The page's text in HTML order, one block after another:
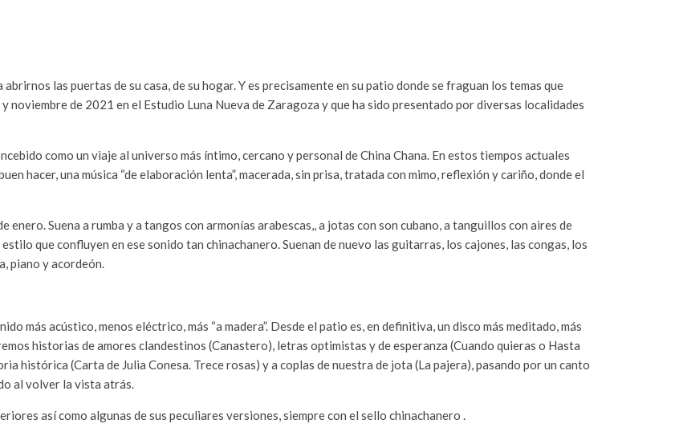
las puertas de su casa, de su hogar. Y es precisamente en su patio donde se fraguan los temas que
noviembre de 2021 en el Estudio Luna Nueva de Zaragoza y que ha sido presentado por diversas localidades
como un viaje al universo más íntimo, cercano y personal de China Chana. En estos tiempos actuales
hacer, una música “de elaboración lenta”, macerada, sin prisa, tratada con mimo, reflexión y cariño, donde el
enero. Suena a rumba y a tangos con armonías arabescas,, a jotas con son cubano, a tanguillos con aires de
que confluyen en ese sonido tan chinachanero. Suenan de nuevo las guitarras, los cajones, las congas, los
piano y acordeón.
más acústico, menos eléctrico, más “a madera”. Desde el patio es, en definitiva, un disco más meditado, más
historias de amores clandestinos (Canastero), letras optimistas y de esperanza (Cuando quieras o Hasta
histórica (Carta de Julia Conesa. Trece rosas) y a coplas de nuestra de jota (La pajera), pasando por un canto
al volver la vista atrás.
así como algunas de sus peculiares versiones, siempre con el sello chinachanero .